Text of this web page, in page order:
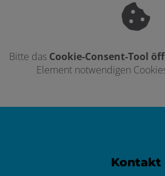
Bitte das Cookie-Consent-Tool
Element notwendigen
Kontakt